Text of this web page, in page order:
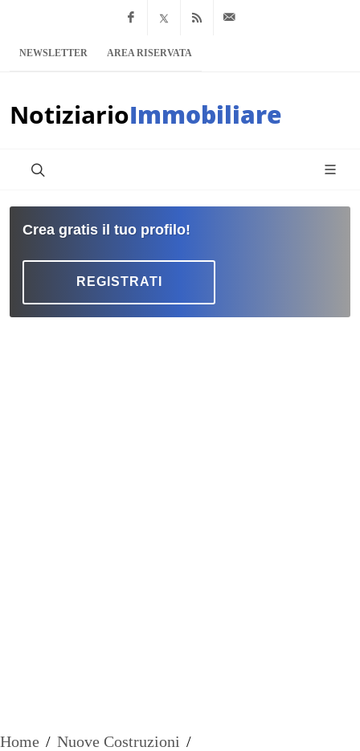
Facebook
x.com Feed RSS
NEWSLETTER AREA RISERVATA
NotiziarioImmobiliare
Crea gratis il tuo profilo!
REGISTRATI
Home / Nuove Costruzioni /